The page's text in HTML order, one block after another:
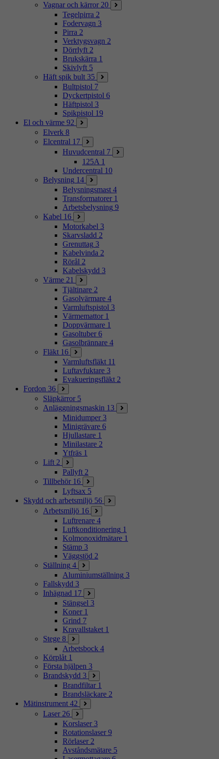
Vagnar och kärror 20
Tegelpirra 2
Fodervagn 3
Pirra 2
Verktygsvagn 2
Dörrlyft 2
Brukskärra 1
Skivlyft 5
Häft spik bult 35
Bultpistol 7
Dyckertpistol 6
Häftpistol 3
Spikpistol 19
El och värme 92
Elverk 8
Elcentral 17
Huvudcentral 7
125A 1
Undercentral 10
Belysning 14
Belysningsmast 4
Transformatorer 1
Arbetsbelysning 9
Kabel 16
Motorkabel 3
Skarvsladd 2
Grenuttag 3
Kabelvinda 2
Rörål 2
Kabelskydd 3
Värme 21
Tjältinare 2
Gasolvärmare 4
Varmluftspistol 3
Värmemattor 1
Doppvärmare 1
Gasoltuber 6
Gasolbrännare 4
Fläkt 16
Varmluftsfläkt 11
Luftavfuktare 3
Evakueringsfläkt 2
Fordon 36
Släpkärror 5
Anläggningsmaskin 13
Minidumper 3
Minigrävare 6
Hjullastare 1
Minilastare 2
Ytfräs 1
Lift 2
Pallyft 2
Tillbehör 16
Lyftsax 5
Skydd och arbetsmiljö 56
Arbetsmiljö 16
Luftrenare 4
Luftkonditionering 1
Kolmonoxidmätare 1
Stämp 3
Väggstöd 2
Ställning 4
Aluminiumställning 3
Fallskydd 3
Inhägnad 17
Stängsel 3
Koner 1
Grind 7
Kravallstaket 1
Stege 8
Arbetsbock 4
Körplåt 1
Första hjälpen 3
Brandskydd 3
Brandfiltar 1
Brandsläckare 2
Mätinstrument 42
Laser 26
Korslaser 3
Rotationslaser 9
Rörlaser 2
Avståndsmätare 5